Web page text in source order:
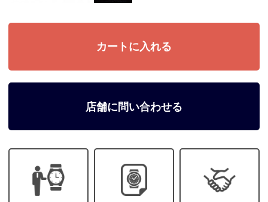
店舗に問い合わせる